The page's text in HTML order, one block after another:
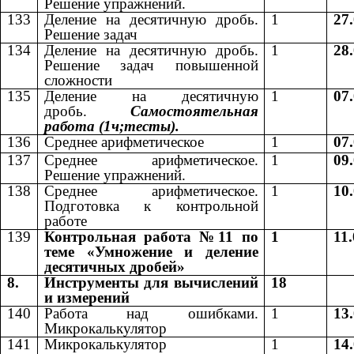
Решение упражнений.
133
Деление на десятичную дробь.
Решение задач
1
134
Деление на десятичную дробь.
Решение задач повышенной
сложности
1
135
Деление на десятичную
дробь. Самостоятельная
работа (1ч;тесты).
1
136 Среднее арифметическое 1
137
Среднее арифметическое.
Решение упражнений.
1
138
Среднее арифметическое.
Подготовка к контрольной
работе
1
139
Контрольная работа №11 по
теме «Умножение и деление
десятичных дробей»
1
8.
Инструменты для вычислений
и измерений
18
140
Работа над ошибками.
Микрокалькулятор
1
141
Микрокалькулятор 1